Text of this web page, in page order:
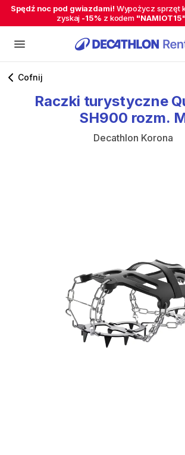
Spędź noc pod gwiazdami! Wypożycz sprzęt
zyskaj -15% z kodem "NAMIOT15"
Cofnij
Raczki turystyczne
SH900 rozm.
Decathlon Korona